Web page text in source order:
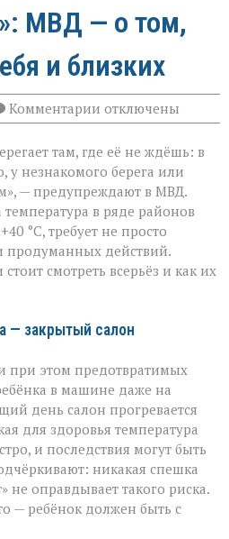
МВД — о том,
и близких
Комментарии к
записи
не
прощает
легкомыслия»:
МВД — о
том,
как
уберечь
себя
и
отключены
там, где её не ждёшь: в
у незнакомого берега или
— предупреждают в МВД.
в ряде районов
°C, требует не просто
продуманных действий.
смотреть всерьёз и как их
— закрытый салон
при этом предотвратимых
в машине даже на
день салон прогревается
для здоровья температура
и последствия могут быть
никакая спешка
не оправдывает такого риска.
— ребёнок должен быть с